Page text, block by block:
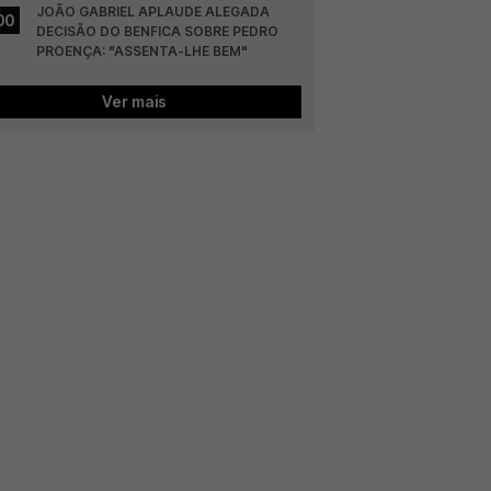
JOÃO GABRIEL APLAUDE ALEGADA
DECISÃO DO BENFICA SOBRE PEDRO
PROENÇA: "ASSENTA-LHE BEM"
Ver mais